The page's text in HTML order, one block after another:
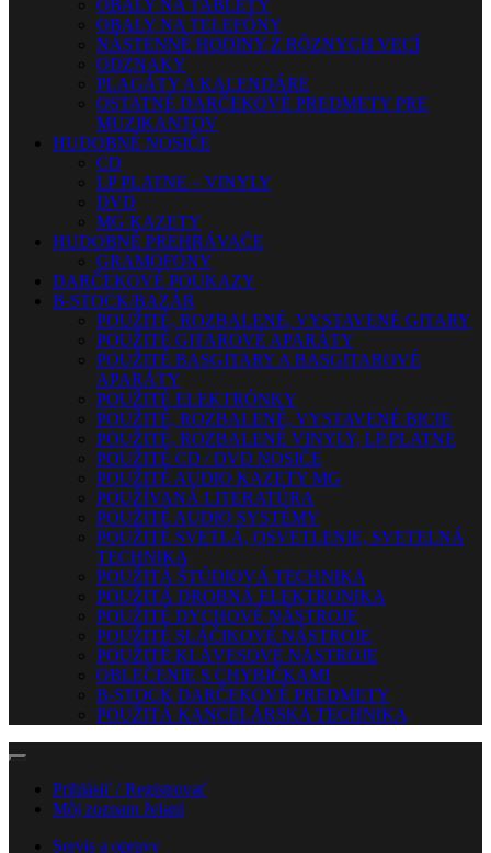
OBALY NA TABLETY
OBALY NA TELEFÓNY
NÁSTENNÉ HODINY Z RÔZNYCH VECÍ
ODZNAKY
PLAGÁTY A KALENDÁRE
OSTATNÉ DARČEKOVÉ PREDMETY PRE
MUZIKANTOV
HUDOBNÉ NOSIČE
CD
LP PLATNE – VINYLY
DVD
MG KAZETY
HUDOBNÉ PREHRÁVAČE
GRAMOFÓNY
DARČEKOVÉ POUKAZY
B-STOCK/BAZÁR
POUŽITÉ, ROZBALENÉ, VYSTAVENÉ GITARY
POUŽITÉ GITAROVÉ APARÁTY
POUŽITÉ BASGITARY A BASGITAROVÉ
APARÁTY
POUŽITÉ ELEKTRÓNKY
POUŽITÉ, ROZBALENÉ, VYSTAVENÉ BICIE
POUŽITÉ, ROZBALENÉ VINYLY, LP PLATNE
POUŽITÉ CD / DVD NOSIČE
POUŽITÉ AUDIO KAZETY MG
POUŽÍVANÁ LITERATÚRA
POUŽITÉ AUDIO SYSTÉMY
POUŽITÉ SVETLÁ, OSVETLENIE, SVETELNÁ
TECHNIKA
POUŽITÁ ŠTÚDIOVÁ TECHNIKA
POUŽITÁ DROBNÁ ELEKTRONIKA
POUŽITÉ DYCHOVÉ NÁSTROJE
POUŽITÉ SLÁČIKOVÉ NÁSTROJE
POUŽITÉ KLÁVESOVÉ NÁSTROJE
OBLEČENIE S CHYBIČKAMI
B-STOCK DARČEKOVÉ PREDMETY
POUŽITÁ KANCELÁRSKA TECHNIKA
Prihlásiť / Registrovať
Môj zoznam želaní
Servis a opravy